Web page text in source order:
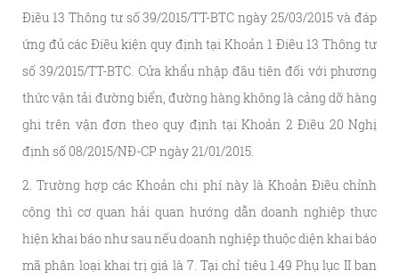
Điều 13 Thông tư số 39/2015/TT-BTC ngày 25/03/2015 và đáp
ứng đủ các Điều kiện quy định tại Khoản 1 Điều 13 Thông tư
số 39/2015/TT-BTC. Cửa khẩu nhập đầu tiên đối với phương
thức vận tải đường biển, đường hàng không là cảng dỡ hàng
ghi trên vận đơn theo quy định tại Khoản 2 Điều 20 Nghị
định số 08/2015/NĐ-CP ngày 21/01/2015.
2. Trường hợp các Khoản chi phí này là Khoản Điều chỉnh
cộng thì cơ quan hải quan hướng dẫn doanh nghiệp thực
hiện khai báo như sau nếu doanh nghiệp thuộc diện khai báo
mã phân loại khai trị giá là 7. Tại chỉ tiêu 1.49 Phụ lục II ban